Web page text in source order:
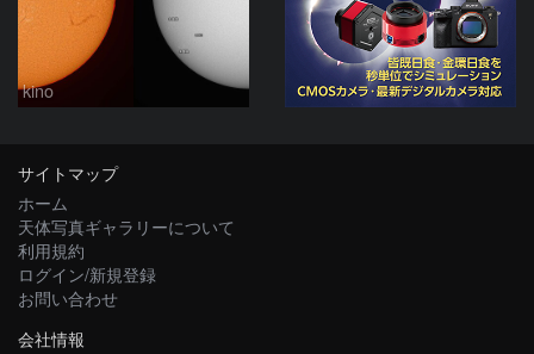
kino
サイトマップ
ホーム
天体写真ギャラリーについて
利用規約
ログイン/新規登録
お問い合わせ
会社情報